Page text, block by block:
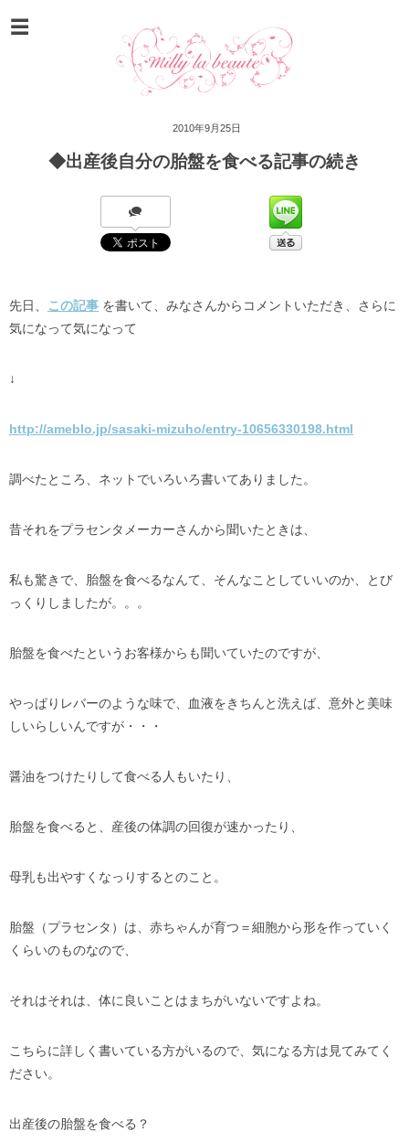
2010年9月25日
◆出産後自分の胎盤を食べる記事の続き
先日、 この記事 を書いて、みなさんからコメントいただき、さらに
気になって気になって
↓
http://ameblo.jp/sasaki-mizuho/entry-10656330198.html
調べたところ、ネットでいろいろ書いてありました。
昔それをプラセンタメーカーさんから聞いたときは、
私も驚きで、胎盤を食べるなんて、そんなことしていいのか、とび
っくりしましたが。。。
胎盤を食べたというお客様からも聞いていたのですが、
やっぱりレバーのような味で、血液をきちんと洗えば、意外と美味
しいらしいんですが・・・
醤油をつけたりして食べる人もいたり、
胎盤を食べると、産後の体調の回復が速かったり、
母乳も出やすくなっりするとのこと。
胎盤（プラセンタ）は、赤ちゃんが育つ＝細胞から形を作っていく
くらいのものなので、
それはそれは、体に良いことはまちがいないですよね。
こちらに詳しく書いている方がいるので、気になる方は見てみてく
ださい。
出産後の胎盤を食べる？